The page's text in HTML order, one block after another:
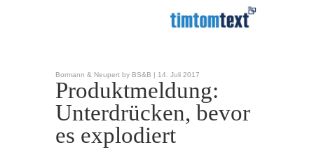
Bormann & Neupert by BS&B | 14. Juli 2017
Produktmeldung:
Unterdrücken, bevor
es explodiert